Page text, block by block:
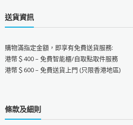
送貨資訊
購物滿指定金額，即享有免費送貨服務:
港幣＄400 – 免費智能櫃/自取點取件服務
港幣＄600 – 免費送貨上門 (只限香港地區)
條款及細則